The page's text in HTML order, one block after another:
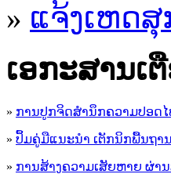
» ແຈ້ງເຫດ
ເອ​ກະ​ສານເ
» ການປູກຈິດສໍານຶກຄວາມປອດໄ
» ປຶ້ມຄູ່ມືແນະນໍາ ເຕັກນິກພື້ນຖາ
» ການສ້າງຄວາມເສັຍຫາຍ ຜ່າ